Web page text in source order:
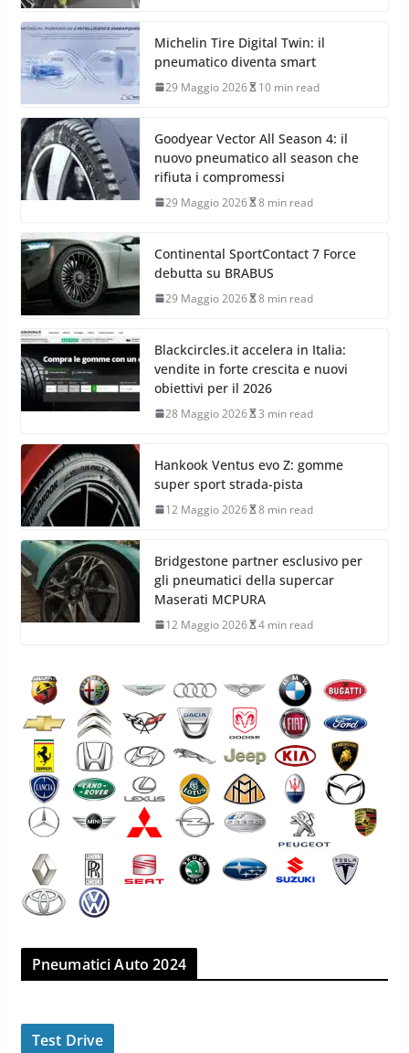
Michelin Tire Digital Twin: il
pneumatico diventa smart
29 Maggio 2026 10 min read
Goodyear Vector All Season 4: il
nuovo pneumatico all season che
rifiuta i compromessi
29 Maggio 2026 8 min read
Continental SportContact 7 Force
debutta su BRABUS
29 Maggio 2026 8 min read
Blackcircles.it accelera in Italia:
vendite in forte crescita e nuovi
obiettivi per il 2026
28 Maggio 2026 3 min read
Hankook Ventus evo Z: gomme
super sport strada-pista
12 Maggio 2026 8 min read
Bridgestone partner esclusivo per
gli pneumatici della supercar
Maserati MCPURA
12 Maggio 2026 4 min read
Pneumatici Auto 2024
Test Drive